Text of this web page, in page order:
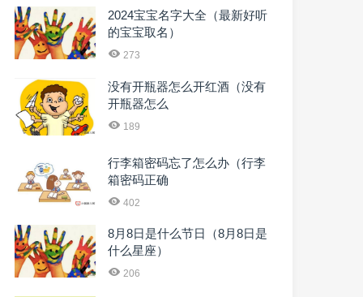
2024宝宝名字大全（最新好听
的宝宝取名）
273
没有开瓶器怎么开红酒（没有
开瓶器怎么
189
行李箱密码忘了怎么办（行李
箱密码正确
402
8月8日是什么节日（8月8日是
什么星座）
206